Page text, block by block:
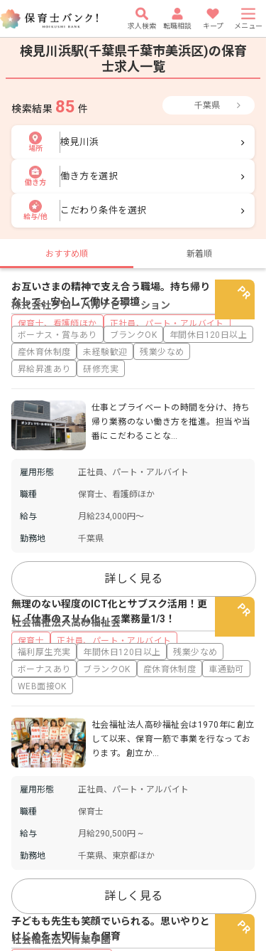
求人検索 転職相談 キープ メニュー
検見川浜駅(千葉県千葉市美浜区)の保育
士求人一覧
検索結果 85 件 千葉県
場所
検見川浜
働き方
働き方を選択
給与/他
こだわり条件を選択
おすすめ順 新着順
株式会社グローバルナビゲーション
保育士、看護師ほか 正社員、パート・アルバイト
お互いさまの精神で支え合う職場。持ち帰り
なしで、安心して働ける環境
ボーナス・賞与あり ブランクOK
年間休日120日以上
産休育休制度
未経験歓迎
残業少なめ
昇給昇進あり
研修充実
仕事とプライベートの時間を分け、持ち
帰り業務のない働き方を推進。担当や当
番にこだわることな…
雇用形態 正社員、パート・アルバイト
職種 保育士、看護師ほか
給与 月給234,000円〜
勤務地 千葉県
詳しく見る
社会福祉法人高砂福祉会
保育士 正社員、パート・アルバイト
無理のない程度のICT化とサブスク活用！更
に「仕事のスリム化」で業務量1/3！
福利厚生充実 年間休日120日以上
残業少なめ
ボーナスあり
ブランクOK 産休育休制度
車通勤可
WEB面接OK
社会福祉法人高砂福祉会は1970年に創立
して以来、保育一筋で事業を行なってお
ります。創立か…
雇用形態 正社員、パート・アルバイト
職種 保育士
給与 月給290,500円 ~
勤務地 千葉県、東京都ほか
詳しく見る
社会福祉法人青葉学園
子どもも先生も笑顔でいられる。思いやりと
けじめを大切にした保育